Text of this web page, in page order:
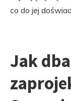
co do jej
Jak